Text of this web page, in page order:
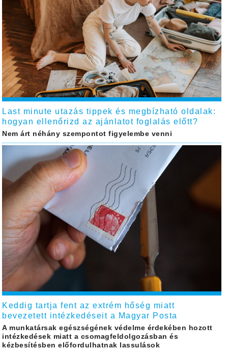
Last minute utazás tippek és megbízható oldalak:
hogyan ellenőrizd az ajánlatot foglalás előtt?
Nem árt néhány szempontot figyelembe venni
Keddig tartja fent az extrém hőség miatt
bevezetett intézkedéseit a Magyar Posta
A munkatársak egészségének védelme érdekében hozott
intézkedések miatt a csomagfeldolgozásban és
kézbesítésben előfordulhatnak lassulások